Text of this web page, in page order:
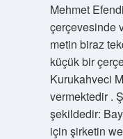
Mehmet
çerçevesinde
metin biraz
küçük bir
Kurukahveci
vermektedir .
şekildedir:
için şirketin